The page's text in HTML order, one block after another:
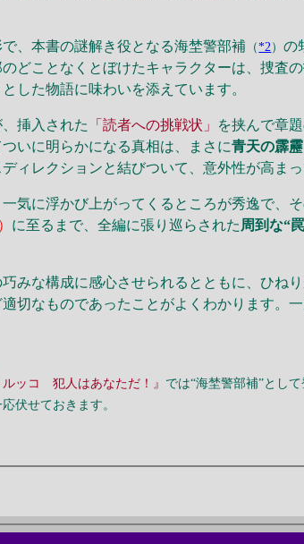
、本書の謎解き役となる海埜警部補 （*2）の
どことなくとぼけたキャラクターは、捜査
した物語に味わいを添えています。
挿入された 「読者への挑戦状」 を挟んで章
いに明らかになる真相は、まさに青天の霹靂
ィレクションと結びついて、意外性が高まっ
気に浮かび上がってくるところが秀逸で、
に至るまで、全編に張り巡らされた 周到な“
みな構成に感心させられるとともに、ひね
切なものであったことがよくわかります。
ルッコ 犯人はあなただ！』 では“海埜警部補”として
伏せておきます。